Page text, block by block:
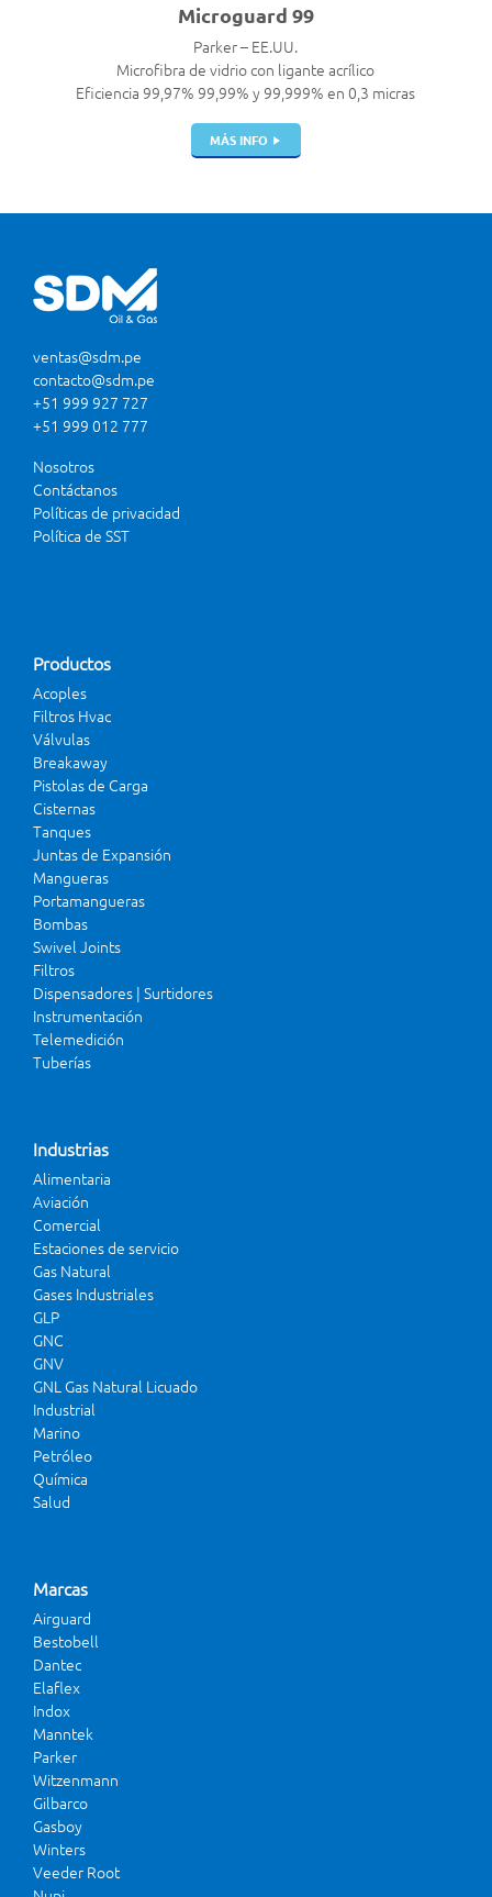
Microguard 99
Parker – EE.UU.
Microfibra de vidrio con ligante acrílico
Eficiencia 99,97% 99,99% y 99,999% en 0,3 micras
MÁS INFO
ventas@sdm.pe
contacto@sdm.pe
+51 999 927 727
+51 999 012 777
Nosotros
Contáctanos
Políticas de privacidad
Política de SST
Productos
Acoples
Filtros Hvac
Válvulas
Breakaway
Pistolas de Carga
Cisternas
Tanques
Juntas de Expansión
Mangueras
Portamangueras
Bombas
Swivel Joints
Filtros
Dispensadores | Surtidores
Instrumentación
Telemedición
Tuberías
Industrias
Alimentaria
Aviación
Comercial
Estaciones de servicio
Gas Natural
Gases Industriales
GLP
GNC
GNV
GNL Gas Natural Licuado
Industrial
Marino
Petróleo
Química
Salud
Marcas
Airguard
Bestobell
Dantec
Elaflex
Indox
Manntek
Parker
Witzenmann
Gilbarco
Gasboy
Winters
Veeder Root